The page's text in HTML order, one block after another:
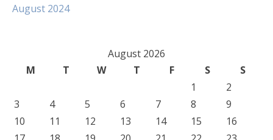
August 2024
August 2026
M
T W T F S
S
1
2
3
4 5 6 7 8
9
10
11 12 13 14 15
16